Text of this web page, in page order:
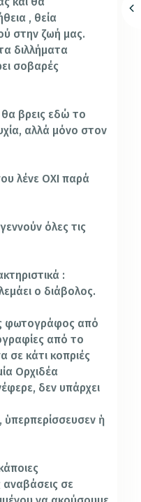
, θεία
στην ζωή μας.
διλλήματα
σοβαρές
θα βρεις εδώ το
αλλά μόνο στον
λένε ΟΧΙ παρά
όλες τις
:
ο διάβολος.
φωτογράφος από
από το
σε κάτι κοπριές
Ορχιδέα
δεν υπάρχει
ὑπερπερίσσευσεν ἡ
αναβάσεις σε